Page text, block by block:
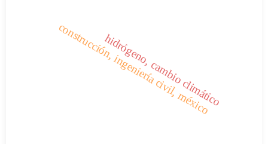
hidrógeno, cambio climático
construcción, ingeniería civil, méxico